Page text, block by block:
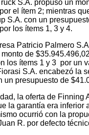
S.A. propuso un
el ítem 2; mientras
S.A. con un
los ítems 1, 3 y 4.
Patricio Palmero
de
los ítems 1 y 3 por un
S.A. encabezó la
un presupuesto de
la oferta de Finning
la garantía era inferior
ocurrió con la
R. por defecto